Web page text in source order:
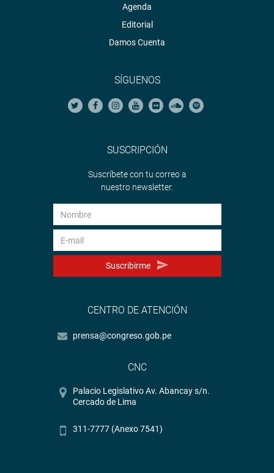
Agenda
Editorial
Damos Cuenta
SÍGUENOS
SUSCRIPCIÓN
Suscríbete con tu correo a
nuestro newsletter.
Suscribirme
CENTRO DE ATENCIÓN
prensa@congreso.gob.pe
CNC
Palacio Legislativo Av. Abancay s/n.
Cercado de Lima
311-7777 (Anexo 7541)